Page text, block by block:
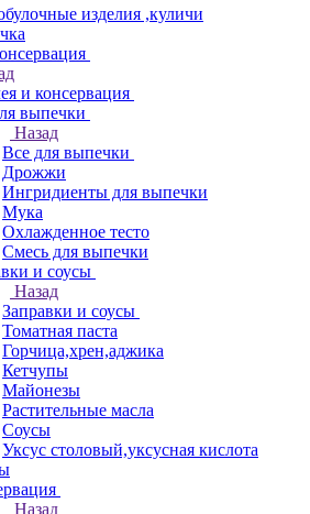
изделия ,куличи
и консервация
выпечки
Назад
Все для выпечки
Дрожжи
Ингридиенты для выпечки
Мука
Охлажденное тесто
Смесь для выпечки
и соусы
Назад
Заправки и соусы
Томатная паста
Горчица,хрен,аджика
Кетчупы
Майонезы
Растительные масла
Соусы
Уксус столовый,уксусная кислота
Назад